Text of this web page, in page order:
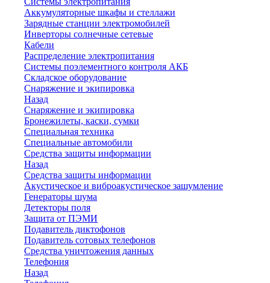
Аккумуляторные шкафы и стеллажи
Зарядные станции электромобилей
Инверторы солнечные сетевые
Кабели
Распределение электропитания
Системы поэлементного контроля АКБ
Складское оборудование
Снаряжение и экипировка
Назад
Снаряжение и экипировка
Бронежилеты, каски, сумки
Специальная техника
Специальные автомобили
Средства защиты информации
Назад
Средства защиты информации
Акустическое и виброакустическое зашумление
Генераторы шума
Детекторы поля
Защита от ПЭМИ
Подавитель диктофонов
Подавитель сотовых телефонов
Средства уничтожения данных
Телефония
Назад